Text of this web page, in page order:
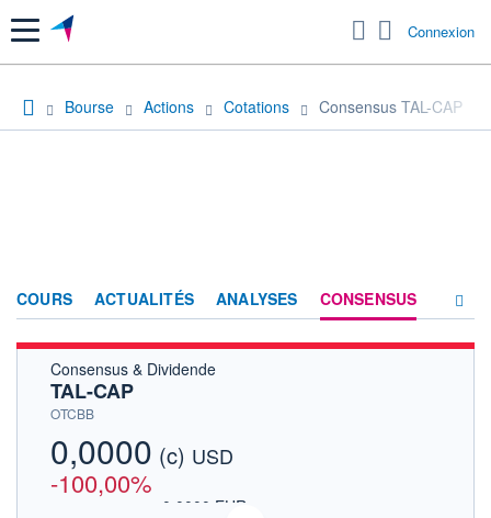
Menu Connexion
Bourse Actions Cotations Consensus TAL-CAP
COURS ACTUALITÉS ANALYSES CONSENSUS
Consensus & Dividende
TAL-CAP
OTCBB
0,0000 (c) USD
-100,00%
0,0000 EUR